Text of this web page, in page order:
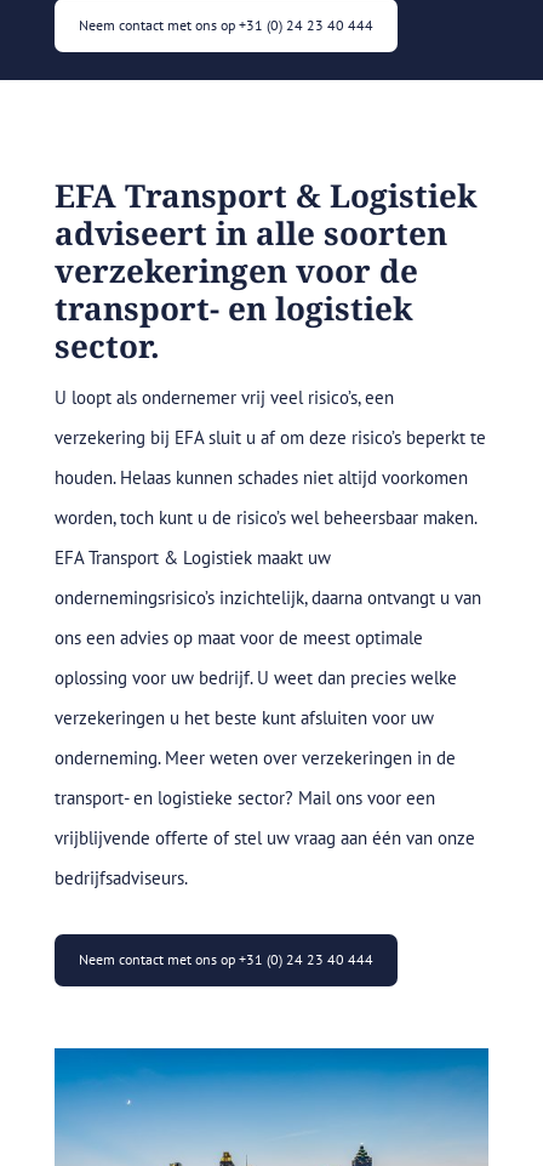
Neem contact met ons op +31 (0) 24 23 40 444
EFA Transport & Logistiek
adviseert in alle soorten
verzekeringen voor de
transport- en logistiek
sector.
U loopt als ondernemer vrij veel risico’s, een
verzekering bij EFA sluit u af om deze risico’s beperkt te
houden. Helaas kunnen schades niet altijd voorkomen
worden, toch kunt u de risico’s wel beheersbaar maken.
EFA Transport & Logistiek maakt uw
ondernemingsrisico’s inzichtelijk, daarna ontvangt u van
ons een advies op maat voor de meest optimale
oplossing voor uw bedrijf. U weet dan precies welke
verzekeringen u het beste kunt afsluiten voor uw
onderneming. Meer weten over verzekeringen in de
transport- en logistieke sector? Mail ons voor een
vrijblijvende offerte of stel uw vraag aan één van onze
bedrijfsadviseurs.
Neem contact met ons op +31 (0) 24 23 40 444